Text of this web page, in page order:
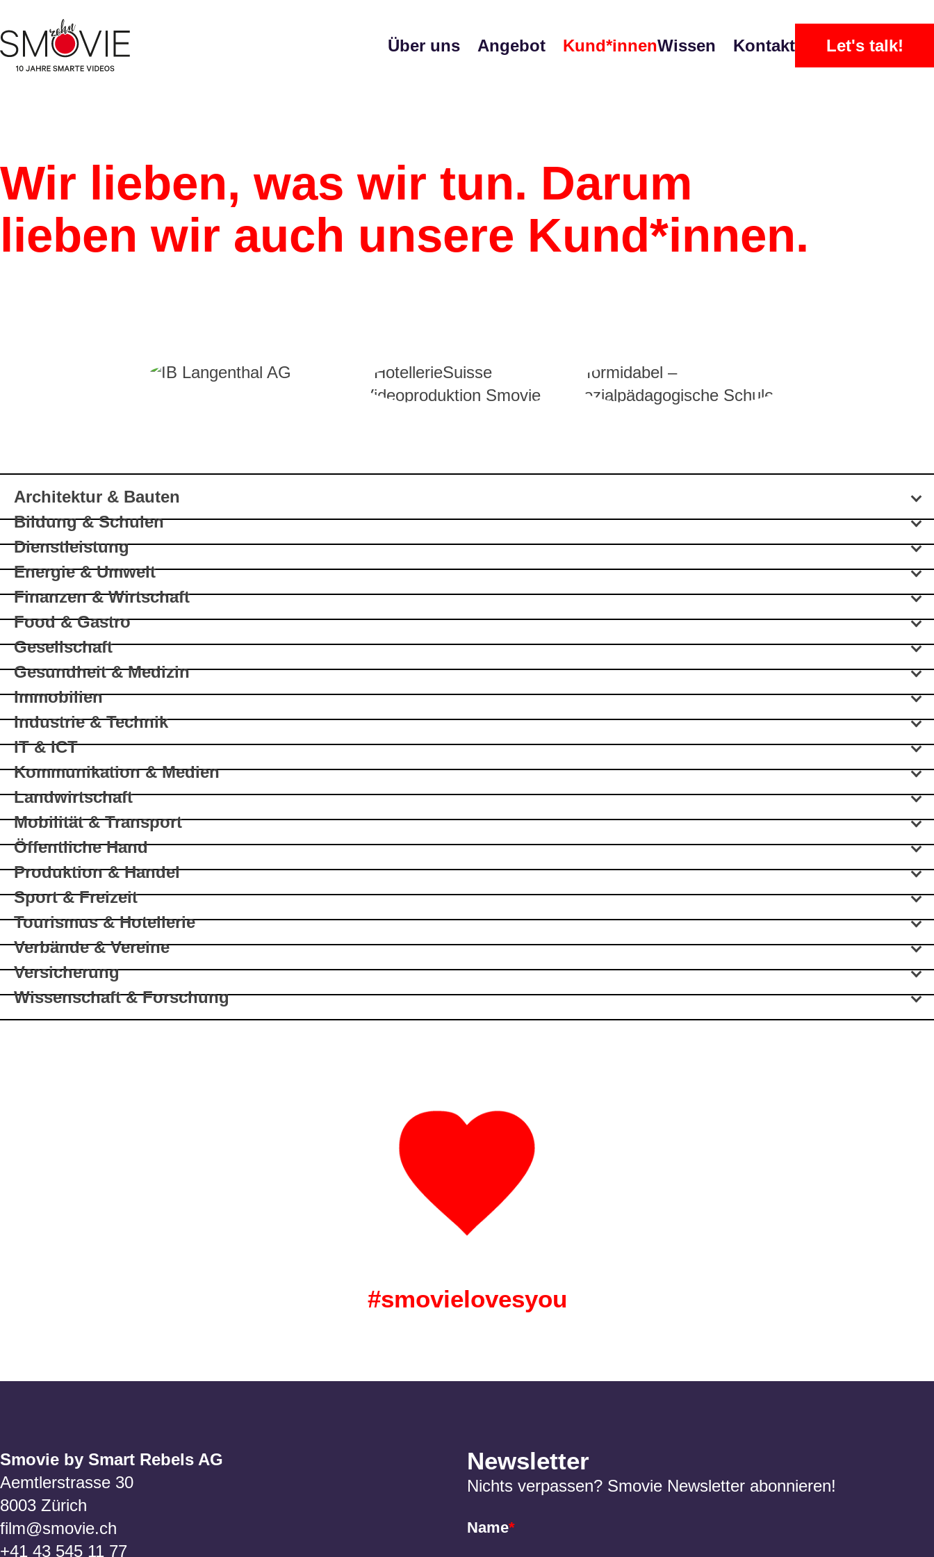
Über uns Angebot Kund*innenWissen Kontakt Let's talk!
Wir lieben, was wir tun. Darum
lieben wir auch unsere Kund*innen.
Architektur & Bauten
Bildung & Schulen
Dienstleistung
Energie & Umwelt
Finanzen & Wirtschaft
Food & Gastro
Gesellschaft
Gesundheit & Medizin
Immobilien
Industrie & Technik
IT & ICT
Kommunikation & Medien
Landwirtschaft
Mobilität & Transport
Öffentliche Hand
Produktion & Handel
Sport & Freizeit
Tourismus & Hotellerie
Verbände & Vereine
Versicherung
Wissenschaft & Forschung
#smovielovesyou
Smovie by Smart Rebels AG
Aemtlerstrasse 30
8003 Zürich
film@smovie.ch
+41 43 545 11 77
Newsletter
Nichts verpassen? Smovie Newsletter abonnieren!
Name*